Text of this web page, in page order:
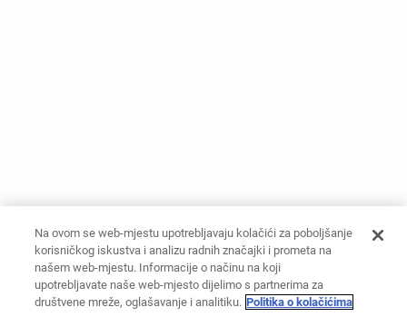
Na ovom se web-mjestu upotrebljavaju kolačići za poboljšanje
korisničkog iskustva i analizu radnih značajki i prometa na
našem web-mjestu. Informacije o načinu na koji
upotrebljavate naše web-mjesto dijelimo s partnerima za
društvene mreže, oglašavanje i analitiku. Politika o kolačićima